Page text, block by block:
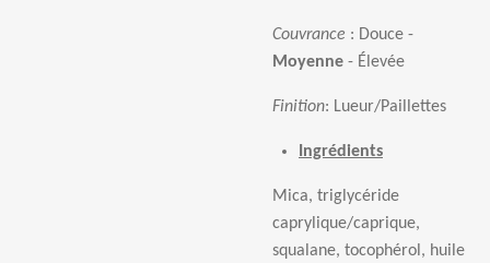
Couvrance : Douce -
Moyenne - É levée
Finition: Lueur/Paillettes
Ingrédients
Mica, triglycéride
caprylique/caprique,
squalane, tocophérol, huile